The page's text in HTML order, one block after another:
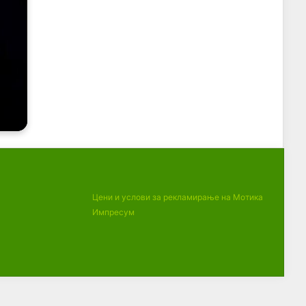
Цени и услови за рекламирање на Мотика
Импресум